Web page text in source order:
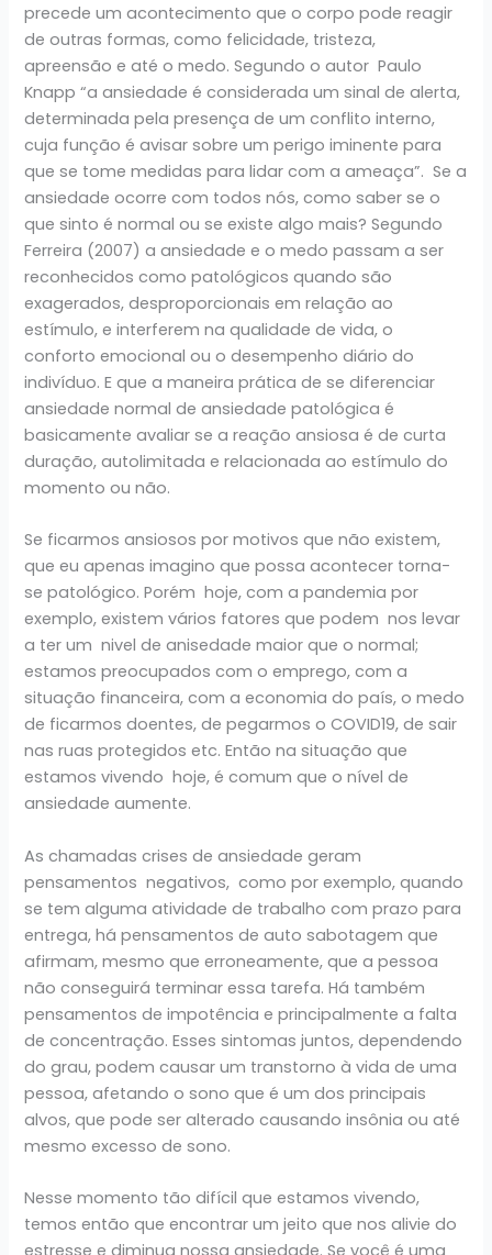
precede um acontecimento que o corpo pode reagir
de outras formas, como felicidade, tristeza,
apreensão e até o medo. Segundo o autor Paulo
Knapp “a ansiedade é considerada um sinal de alerta,
determinada pela presença de um conflito interno,
cuja função é avisar sobre um perigo iminente para
que se tome medidas para lidar com a ameaça”. Se a
ansiedade ocorre com todos nós, como saber se o
que sinto é normal ou se existe algo mais? Segundo
Ferreira (2007) a ansiedade e o medo passam a ser
reconhecidos como patológicos quando são
exagerados, desproporcionais em relação ao
estímulo, e interferem na qualidade de vida, o
conforto emocional ou o desempenho diário do
indivíduo. E que a maneira prática de se diferenciar
ansiedade normal de ansiedade patológica é
basicamente avaliar se a reação ansiosa é de curta
duração, autolimitada e relacionada ao estímulo do
momento ou não.
Se ficarmos ansiosos por motivos que não existem,
que eu apenas imagino que possa acontecer torna-
se patológico. Porém hoje, com a pandemia por
exemplo, existem vários fatores que podem nos levar
a ter um nivel de anisedade maior que o normal;
estamos preocupados com o emprego, com a
situação financeira, com a economia do país, o medo
de ficarmos doentes, de pegarmos o COVID19, de sair
nas ruas protegidos etc. Então na situação que
estamos vivendo hoje, é comum que o nível de
ansiedade aumente.
As chamadas crises de ansiedade geram
pensamentos negativos, como por exemplo, quando
se tem alguma atividade de trabalho com prazo para
entrega, há pensamentos de auto sabotagem que
afirmam, mesmo que erroneamente, que a pessoa
não conseguirá terminar essa tarefa. Há também
pensamentos de impotência e principalmente a falta
de concentração. Esses sintomas juntos, dependendo
do grau, podem causar um transtorno à vida de uma
pessoa, afetando o sono que é um dos principais
alvos, que pode ser alterado causando insônia ou até
mesmo excesso de sono.
Nesse momento tão difícil que estamos vivendo,
temos então que encontrar um jeito que nos alivie do